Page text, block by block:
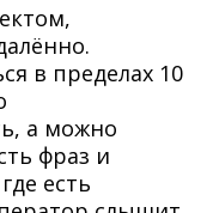
в пределах 10
а можно
фраз и
есть